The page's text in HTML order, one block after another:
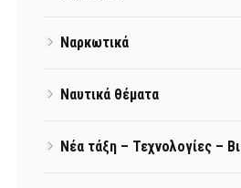
Ναρκωτικά
Ναυτικά θέματα
Νέα τάξη – Τεχνολογίες –